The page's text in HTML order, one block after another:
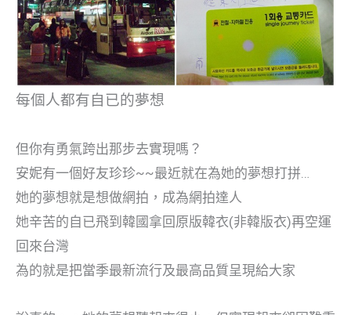
每個人都有自已的夢想
但你有勇氣跨出那步去實現嗎？
安妮有一個好友珍珍~~最近就在為她的夢想打拼…
她的夢想就是想做網拍，成為網拍達人
她辛苦的自已飛到韓國拿回原版韓衣(非韓版衣)再空運
回來台灣
為的就是把當季最新流行及最高品質呈現給大家